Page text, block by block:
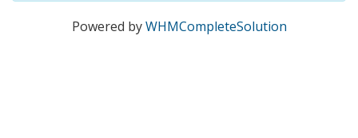
Powered byWHMCompleteSolution